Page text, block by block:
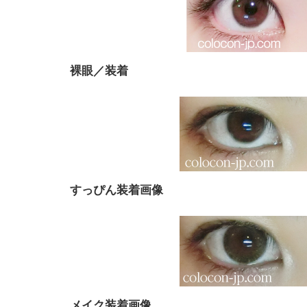
裸眼／装着
すっぴん装着画像